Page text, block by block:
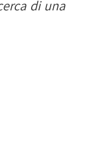
di una